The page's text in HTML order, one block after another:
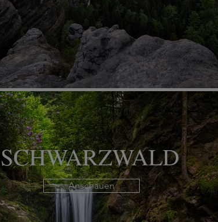
SCHWARZWALD
Anschauen